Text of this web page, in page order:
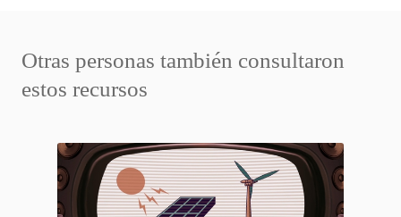
Otras personas también consultaron
estos recursos